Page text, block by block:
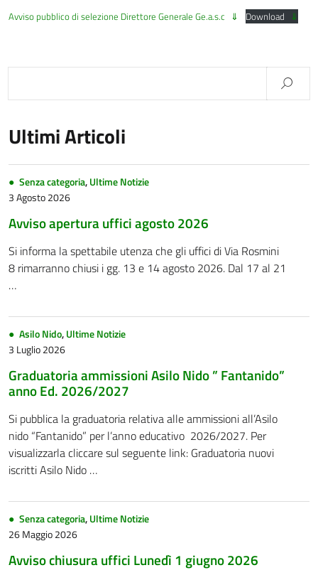
Avviso pubblico di selezione Direttore Generale Ge.a.s.c Download
Ultimi Articoli
Senza categoria,Ultime Notizie
3 Agosto 2026
Avviso apertura uffici agosto 2026
Si informa la spettabile utenza che gli uffici di Via Rosmini
8 rimarranno chiusi i gg. 13 e 14 agosto 2026. Dal 17 al 21
…
Asilo Nido,Ultime Notizie
3 Luglio 2026
Graduatoria ammissioni Asilo Nido ” Fantanido”
anno Ed. 2026/2027
Si pubblica la graduatoria relativa alle ammissioni all’Asilo
nido “Fantanido” per l’anno educativo 2026/2027. Per
visualizzarla cliccare sul seguente link: Graduatoria nuovi
iscritti Asilo Nido …
Senza categoria,Ultime Notizie
26 Maggio 2026
Avviso chiusura uffici Lunedì 1 giugno 2026